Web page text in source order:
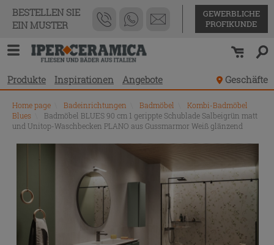
BESTELLEN SIE
EIN MUSTER
GEWERBLICHE
PROFIKUNDE
Produkte Inspirationen Angebote Geschäfte
Home page Badeinrichtungen Badmöbel
Kombi-Badmöbel
Blues
Badmöbel BLUES 90 cm 1 gerippte Schublade Salbeigrün matt
und Unitop-Waschbecken PLANO aus Gussmarmor Weiß glänzend